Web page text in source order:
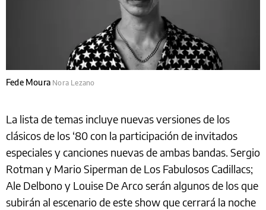
Fede Moura Nora Lezano
La lista de temas incluye nuevas versiones de los
clásicos de los ‘80 con la participación de invitados
especiales y canciones nuevas de ambas bandas. Sergio
Rotman y Mario Siperman de Los Fabulosos Cadillacs;
Ale Delbono y Louise De Arco serán algunos de los que
subirán al escenario de este show que cerrará la noche